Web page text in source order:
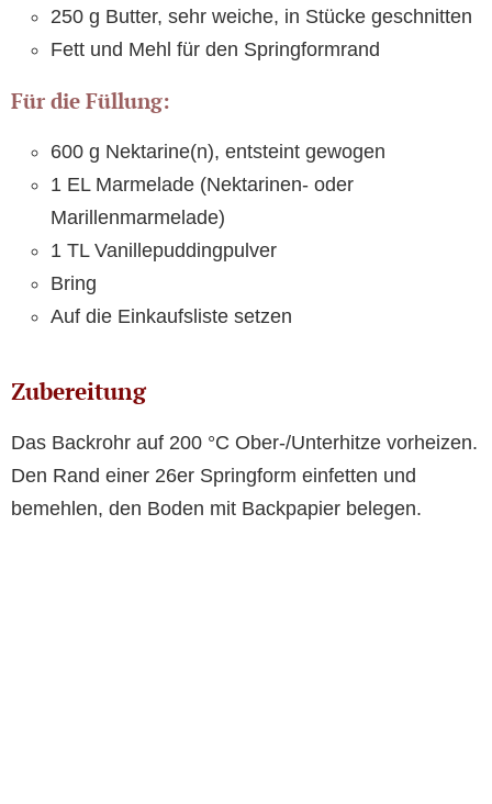
250 g Butter, sehr weiche, in Stücke geschnitten
Fett und Mehl für den Springformrand
Für die Füllung:
600 g Nektarine(n), entsteint gewogen
1 EL Marmelade (Nektarinen- oder
Marillenmarmelade)
1 TL Vanillepuddingpulver
Bring
Auf die Einkaufsliste setzen
Zubereitung
Das Backrohr auf 200 °C Ober-/Unterhitze vorheizen.
Den Rand einer 26er Springform einfetten und
bemehlen, den Boden mit Backpapier belegen.